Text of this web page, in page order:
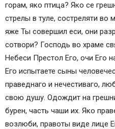
горам, яко птица? Яко се
стрелы в туле, состреляти
яже Ты совершил еси, они
сотвори? Господь во храме
Небеси Престол Его, очи Его
Его испытаете сыны
праведнаго и нечестиваго,
свою душу. Одождит на
бурен, часть чаши их. Яко
возлюби, правоты виде лице